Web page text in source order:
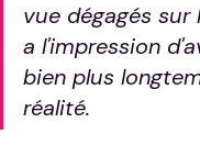
vue dégagés sur
a l'impression
bien plus
réalité.